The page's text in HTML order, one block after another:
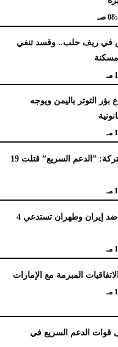
صـ
في ريف حلب.. وقسد تنفي
بؤر التوتر باليمن ويوجه
السودان .. القوة المشتركة: ”الدعم السريع” قتلت 19
الاتحاد الأوروبي يصعّد ضد إيران وطهران تستدعي 4
المبرمة مع الإمارات
قوات الدعم السريع في